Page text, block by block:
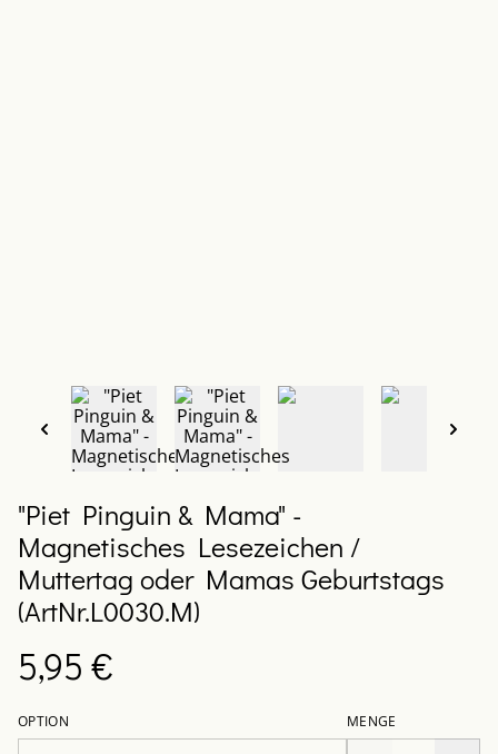
"Piet Pinguin & Mama" -
Magnetisches Lesezeichen /
Muttertag oder Mamas Geburtstags
(ArtNr.L0030.M)
5,95 €
OPTION MENGE